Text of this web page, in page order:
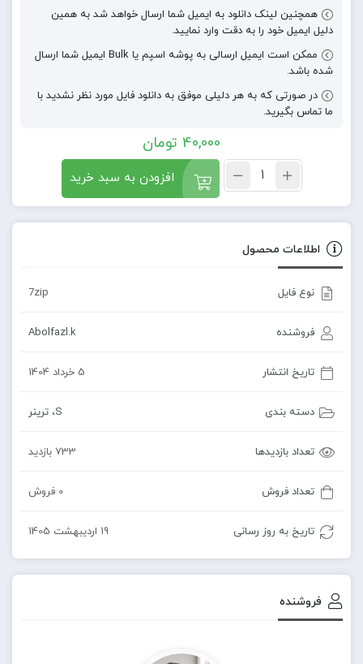
همچنین لینک دانلود به ایمیل شما ارسال خواهد شد به همین
دلیل ایمیل خود را به دقت وارد نمایید.
ممکن است ایمیل ارسالی به پوشه اسپم یا Bulk ایمیل شما ارسال
شده باشد.
در صورتی که به هر دلیلی موفق به دانلود فایل مورد نظر نشدید با
ما تماس بگیرید.
40,000 تومان
افزودن به سبد خرید
اطلاعات محصول
نوع فایل 7zip
فروشنده Abolfazl.k
تاریخ انتشار 5 خرداد 1404
دسته بندی S، ترینر
تعداد بازدیدها 733 بازدید
تعداد فروش 0 فروش
تاریخ به روز رسانی 19 اردیبهشت 1405
فروشنده